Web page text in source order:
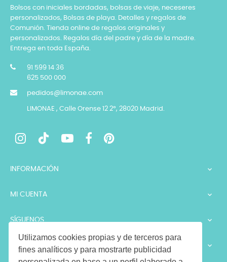
Utilizamos cookies propias y de terceros para
fines analíticos y para mostrarte publicidad
Bolsos con iniciales bordadas, bolsas de viaje, neceseres
personalizados, Bolsas de playa. Detalles y regalos de
Comunión. Tienda online de regalos originales y
personalizados. Regalos día del padre y día de la madre.
Entrega en toda España.
91 599 14 36
625 500 000
pedidos@limonae.com
LIMONAE , Calle Orense 12 2º, 28020 Madrid.
INFORMACIÓN 
MI CUENTA 
SÍGUENOS 
LEGALES 